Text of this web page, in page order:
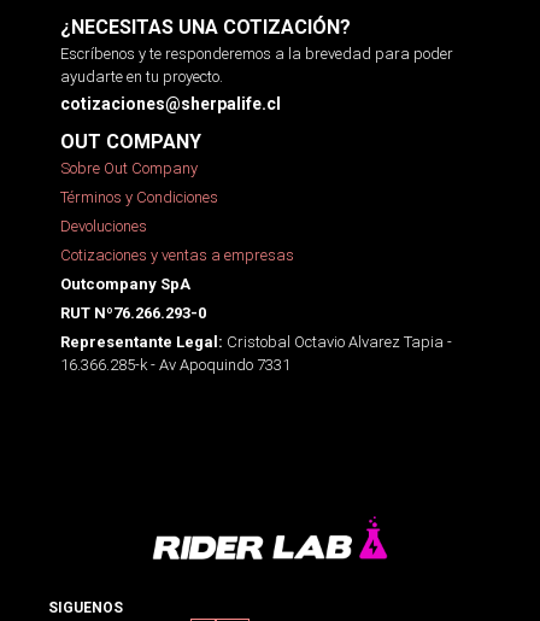
¿NECESITAS UNA COTIZACIÓN?
Escríbenos y te responderemos a la brevedad para poder
ayudarte en tu proyecto.
cotizaciones@sherpalife.cl
OUT COMPANY
Sobre Out Company
Términos y Condiciones
Devoluciones
Cotizaciones y ventas a empresas
Outcompany SpA
RUT Nº76.266.293-0
Representante Legal: Cristobal Octavio Alvarez Tapia -
16.366.285-k - Av Apoquindo 7331
SIGUENOS